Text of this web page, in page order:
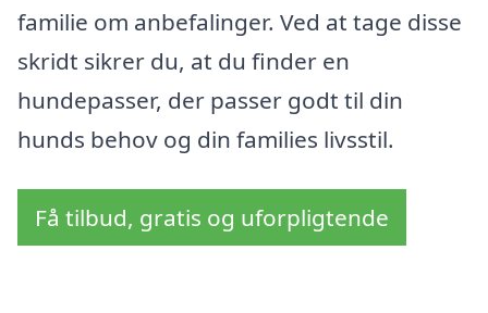
familie om anbefalinger. Ved at tage disse
skridt sikrer du, at du finder en
hundepasser, der passer godt til din
hunds behov og din families livsstil.
Få tilbud, gratis og uforpligtende